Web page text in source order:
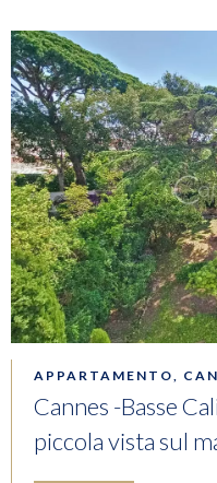
APPARTAMENTO,
Cannes -Basse
piccola vista sul